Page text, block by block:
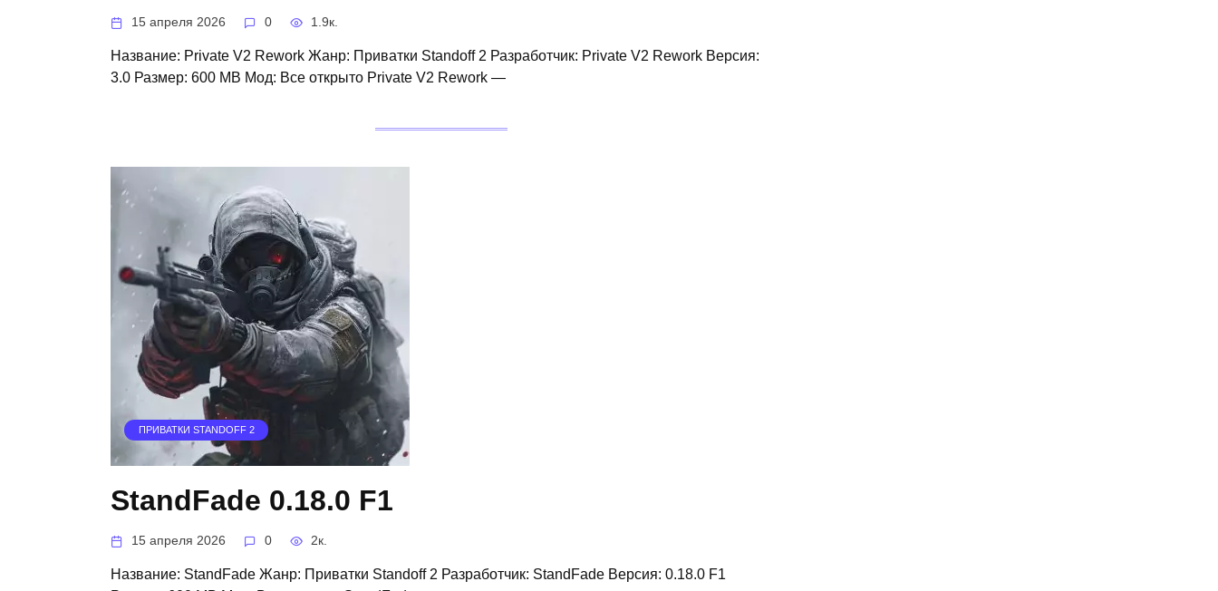
15 апреля 2026 0 1.9к.
Название: Private V2 Rework Жанр: Приватки Standoff 2 Разработчик: Private V2 Rework Версия:
3.0 Размер: 600 MB Мод: Все открыто Private V2 Rework —
ПРИВАТКИ STANDOFF 2
StandFade 0.18.0 F1
15 апреля 2026 0 2к.
Название: StandFade Жанр: Приватки Standoff 2 Разработчик: StandFade Версия: 0.18.0 F1